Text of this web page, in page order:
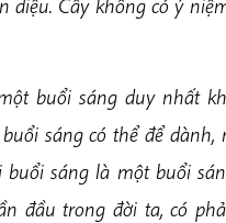
buổi sáng duy nhất
sáng có thể để
sáng là một buổi
đầu trong đời ta, có